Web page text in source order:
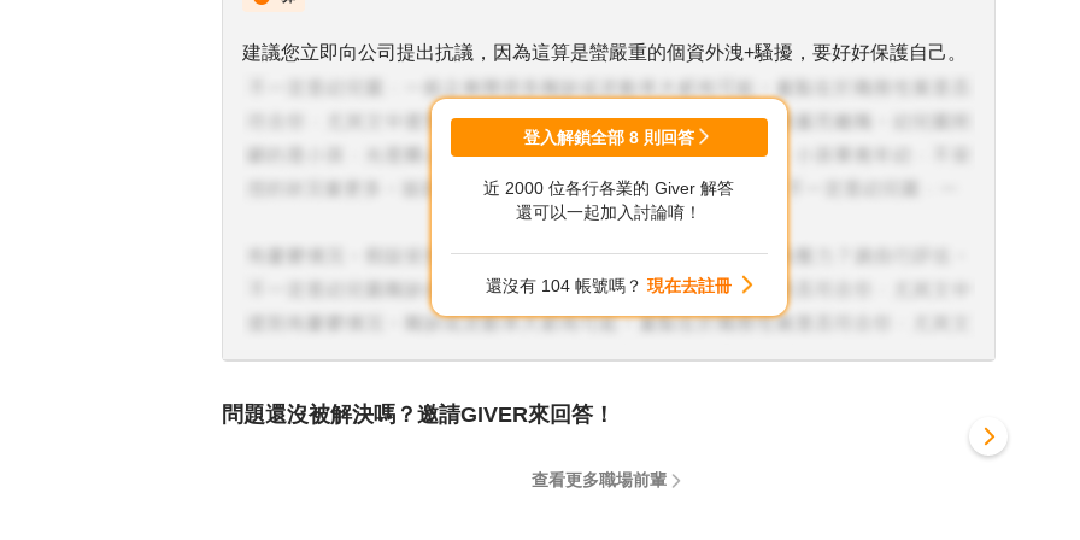
建議您立即向公司提出抗議，因為這算是蠻嚴重的個資外洩+騷擾，要好好保護自己。
登入解鎖全部 8 則回答
近 2000 位各行各業的 Giver 解答
還可以一起加入討論唷！
還沒有 104 帳號嗎？ 現在去註冊
問題還沒被解決嗎？邀請GIVER來回答！
查看更多職場前輩